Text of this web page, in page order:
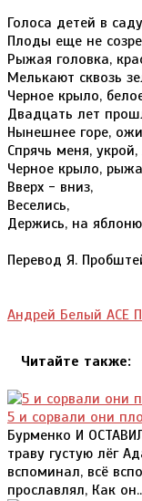
Голоса детей в
Плоды еще не
Рыжая головка,
Мелькают сквозь
Черное крыло,
Двадцать лет
Нынешнее горе,
Спрячь меня, укрой,
Черное крыло,
Вверх - вниз,
Веселись,
Держись, на
Перевод Я.
Андрей Белый АСЕ
Читайте также:
5 и сорвали они
Бурменко И
траву густую лёг
вспоминал, всё
прославлял, Как